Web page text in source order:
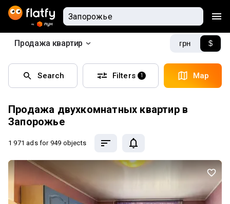
Продажа квартир грн $
Search Filters 1 Map
Продажа двухкомнатных квартир в
Запорожье
1 971 ads for 949 objects